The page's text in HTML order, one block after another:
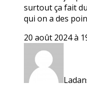
surtout ça fait
qui on a des
20 août 2024 à